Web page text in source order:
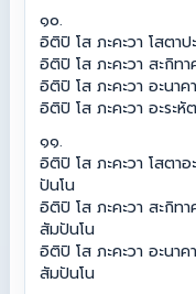
๑๐.
อิติปิ โส ภะคะวา โสตา
อิติปิ โส ภะคะวา สะกิท
อิติปิ โส ภะคะวา อะนา
อิติปิ โส ภะคะวา อะระ
๑๑.
อิติปิ โส ภะคะวา โสตา
ปันโน
อิติปิ โส ภะคะวา สะกิทา
สัมปันโน
อิติปิ โส ภะคะวา อะนาค
สัมปันโน